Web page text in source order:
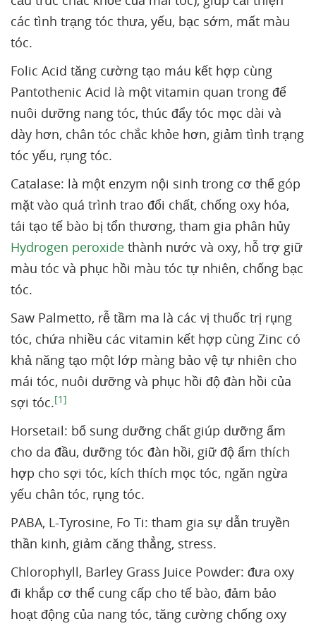
các tình trạng tóc thưa, yếu, bạc sớm, mất màu
tóc.
Folic Acid tăng cường tạo máu kết hợp cùng
Pantothenic Acid là một vitamin quan trong để
nuôi dưỡng nang tóc, thúc đẩy tóc mọc dài và
dày hơn, chân tóc chắc khỏe hơn, giảm tình trạng
tóc yếu, rụng tóc.
Catalase: là một enzym nội sinh trong cơ thể góp
mặt vào quá trình trao đổi chất, chống oxy hóa,
tái tạo tế bào bị tổn thương, tham gia phân hủy
Hydrogen peroxide thành nước và oxy, hỗ trợ giữ
màu tóc và phục hồi màu tóc tự nhiên, chống bạc
tóc.
Saw Palmetto, rễ tầm ma là các vị thuốc trị rụng
tóc, chứa nhiều các vitamin kết hợp cùng Zinc có
khả năng tạo một lớp màng bảo vệ tự nhiên cho
mái tóc, nuôi dưỡng và phục hồi độ đàn hồi của
sợi tóc.[1]
Horsetail: bổ sung dưỡng chất giúp dưỡng ẩm
cho da đầu, dưỡng tóc đàn hồi, giữ độ ẩm thích
hợp cho sợi tóc, kích thích mọc tóc, ngăn ngừa
yếu chân tóc, rụng tóc.
PABA, L-Tyrosine, Fo Ti: tham gia sự dẫn truyền
thần kinh, giảm căng thẳng, stress.
Chlorophyll, Barley Grass Juice Powder: đưa oxy
đi khắp cơ thể cung cấp cho tế bào, đảm bảo
hoạt động của nang tóc, tăng cường chống oxy